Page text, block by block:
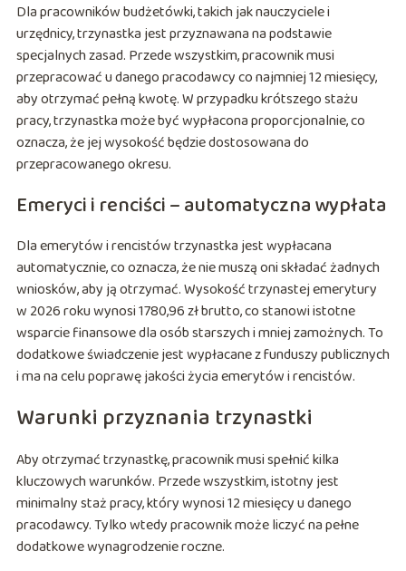
Dla pracowników budżetówki, takich jak nauczyciele i
urzędnicy, trzynastka jest przyznawana na podstawie
specjalnych zasad. Przede wszystkim, pracownik musi
przepracować u danego pracodawcy co najmniej 12 miesięcy,
aby otrzymać pełną kwotę. W przypadku krótszego stażu
pracy, trzynastka może być wypłacona proporcjonalnie, co
oznacza, że jej wysokość będzie dostosowana do
przepracowanego okresu.
Emeryci i renciści – automatyczna wypłata
Dla emerytów i rencistów trzynastka jest wypłacana
automatycznie, co oznacza, że nie muszą oni składać żadnych
wniosków, aby ją otrzymać. Wysokość trzynastej emerytury
w 2026 roku wynosi 1780,96 zł brutto, co stanowi istotne
wsparcie finansowe dla osób starszych i mniej zamożnych. To
dodatkowe świadczenie jest wypłacane z funduszy publicznych
i ma na celu poprawę jakości życia emerytów i rencistów.
Warunki przyznania trzynastki
Aby otrzymać trzynastkę, pracownik musi spełnić kilka
kluczowych warunków. Przede wszystkim, istotny jest
minimalny staż pracy, który wynosi 12 miesięcy u danego
pracodawcy. Tylko wtedy pracownik może liczyć na pełne
dodatkowe wynagrodzenie roczne.